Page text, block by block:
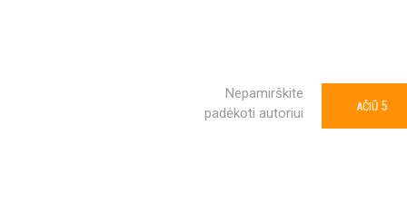
Nepamirškite
padėkoti autoriui
AČIŪ 5